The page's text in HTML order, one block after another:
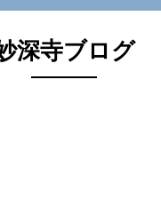
深寺ブログ